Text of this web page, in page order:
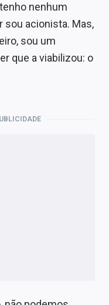
nenhum
sou acionista. Mas,
sou um
que a viabilizou: o